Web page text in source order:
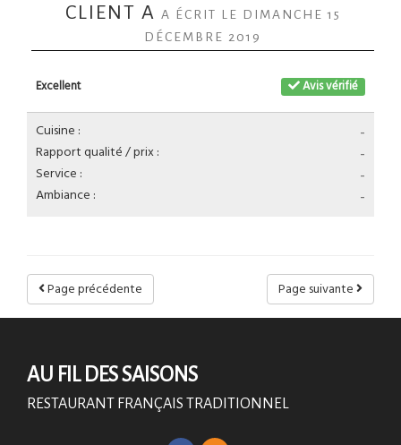
CLIENT A A ÉCRIT LE DIMANCHE 15
DÉCEMBRE 2019
Avis vérifié
Excellent
-
Cuisine :
-
Rapport qualité / prix :
-
Service :
-
Ambiance :
Page suivante
Page précédente
AU FIL DES SAISONS
RESTAURANT FRANÇAIS TRADITIONNEL